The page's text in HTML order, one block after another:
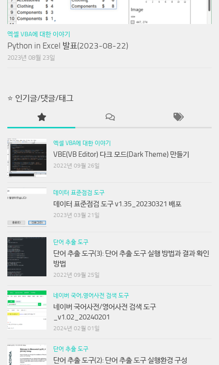
엑셀 VBA에 대한 이야기
Python in Excel 발표(2023-08-22)
2023년 08월 23일
⭐ 인기글/댓글/태그
엑셀 VBA에 대한 이야기
VBE(VB Editor) 다크 모드(Dark Theme) 만들기
2022년 09월 26일
데이터 표준점검 도구
데이터 표준점검 도구 v1.35_20230321 배포
2023년 03월 21일
단어 추출 도구
단어 추출 도구(3): 단어 추출 도구 실행 방법과 결과 확인
방법
2022년 09월 25일
네이버 국어,영어사전 검색 도구
네이버 국어사전/영어사전 검색 도구
_v1.02_20240201
2024년 02월 01일
단어 추출 도구
단어 추출 도구(2): 단어 추출 도구 실행환경 구성